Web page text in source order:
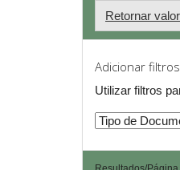
Retornar
Adicionar
Utilizar filtros